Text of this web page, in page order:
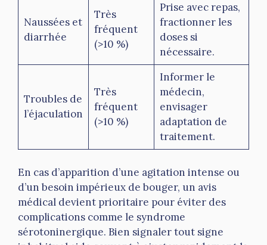
Naussées et
diarrhée
Très
fréquent
(>10 %)
Prise avec repas,
fractionner les
doses si
nécessaire.
Troubles de
l’éjaculation
Très
fréquent
(>10 %)
Informer le
médecin,
envisager
adaptation de
traitement.
En cas d’apparition d’une agitation intense ou
d’un besoin impérieux de bouger, un avis
médical devient prioritaire pour éviter des
complications comme le syndrome
sérotoninergique. Bien signaler tout signe